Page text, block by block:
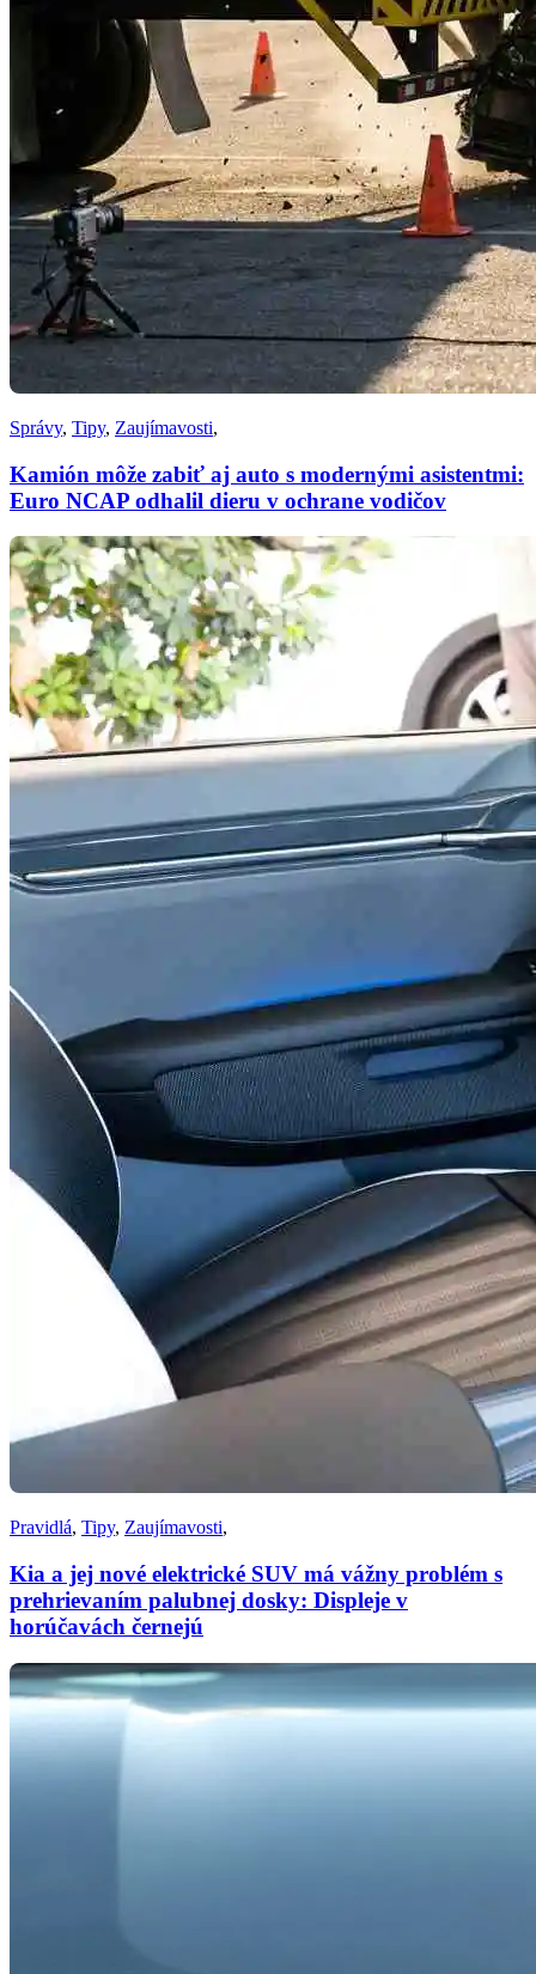
Správy, Tipy, Zaujímavosti,
Kamión môže zabiť aj auto s modernými asistentmi:
Euro NCAP odhalil dieru v ochrane vodičov
Pravidlá, Tipy, Zaujímavosti,
Kia a jej nové elektrické SUV má vážny problém s
prehrievaním palubnej dosky: Displeje v
horúčavách černejú